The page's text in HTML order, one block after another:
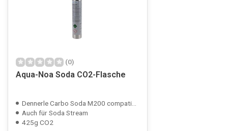
(0)
Aqua-Noa Soda CO2-Flasche
Dennerle Carbo Soda M200 compatible
Auch für Soda Stream
425g CO2